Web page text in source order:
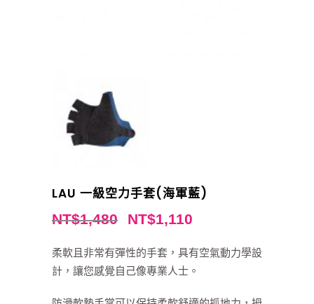
LAU 一級空力手套(海軍藍)
NT$1,480 NT$1,110
柔軟且非常有彈性的手套，具有空氣動力學設
計，讓您感覺自己像專業人士。